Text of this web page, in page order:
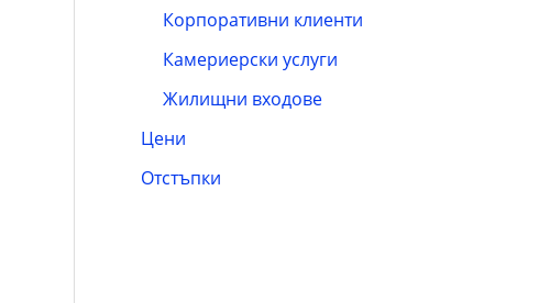
Корпоративни клиенти
Камериерски услуги
Жилищни входове
Цени
Отстъпки